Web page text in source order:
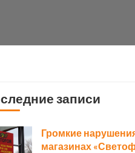
записи
Громкие
магазинах